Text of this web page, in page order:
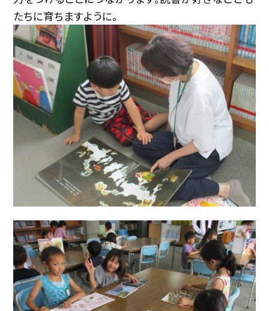
たちに育ちますように。